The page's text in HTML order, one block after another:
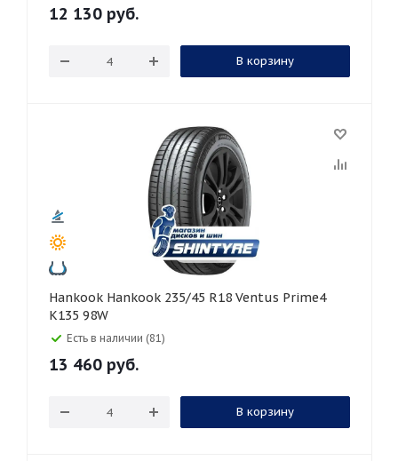
12 130 руб.
В корзину
Hankook Hankook 235/45 R18 Ventus Prime4
K135 98W
Есть в наличии (81)
13 460 руб.
В корзину